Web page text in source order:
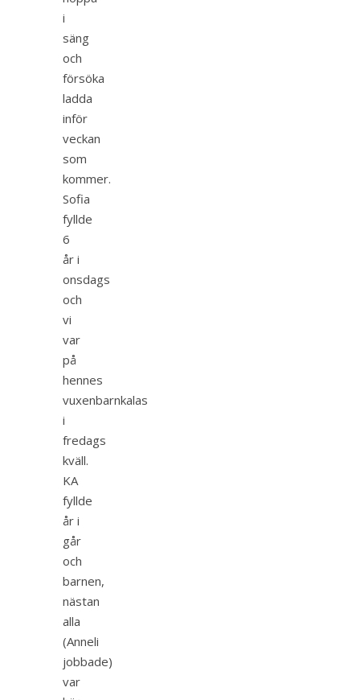
i
säng
och
försöka
ladda
inför
veckan
som
kommer.
Sofia
fyllde
6
år i
onsdags
och
vi
var
på
hennes
vuxenbarnkalas
i
fredags
kväll.
KA
fyllde
år i
går
och
barnen,
nästan
alla
(Anneli
jobbade)
var